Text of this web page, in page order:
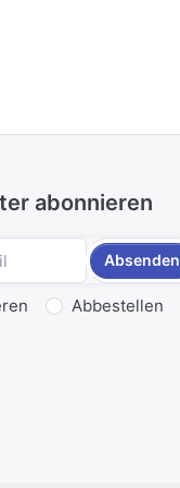
abonnieren
Absenden
Abbestellen